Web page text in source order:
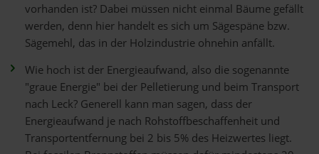
vorhanden ist? Dabei müssen nicht einmal Bäume gefällt
werden, denn hier handelt es sich um Sägespäne bzw.
Sägemehl, das in der Holzindustrie ohnehin anfällt.
Wie hoch ist der Energieaufwand, also die sogenannte
"graue Energie" bei der Pelletierung und beim Transport
nach Leck? Generell kann man sagen, dass der
Energieaufwand je nach Rohstoffbeschaffenheit und
Transportentfernung bei 2 bis 5% des Heizwertes liegt.